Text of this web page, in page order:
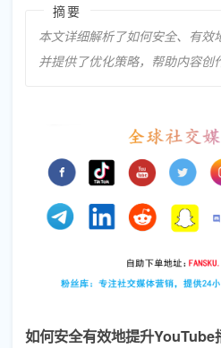
摘要
本文详细解析了如何安全、有效
并提供了优化策略，帮助内容创
如何安全有效地提升YouTube